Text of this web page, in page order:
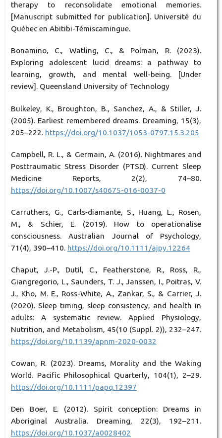
therapy to reconsolidate emotional memories.
[Manuscript submitted for publication]. Université du
Québec en Abitibi-Témiscamingue.
Bonamino, C., Watling, C., & Polman, R. (2023).
Exploring adolescent lucid dreams: a pathway to
learning, growth, and mental well-being. [Under
review]. Queensland University of Technology
Bulkeley, K., Broughton, B., Sanchez, A., & Stiller, J.
(2005). Earliest remembered dreams. Dreaming, 15(3),
205–222. https://doi.org/10.1037/1053-0797.15.3.205
Campbell, R. L., & Germain, A. (2016). Nightmares and
Posttraumatic Stress Disorder (PTSD). Current Sleep
Medicine Reports, 2(2), 74–80.
https://doi.org/10.1007/s40675-016-0037-0
Carruthers, G., Carls‐diamante, S., Huang, L., Rosen,
M., & Schier, E. (2019). How to operationalise
consciousness. Australian Journal of Psychology,
71(4), 390–410. https://doi.org/10.1111/ajpy.12264
Chaput, J.-P., Dutil, C., Featherstone, R., Ross, R.,
Giangregorio, L., Saunders, T. J., Janssen, I., Poitras, V.
J., Kho, M. E., Ross-White, A., Zankar, S., & Carrier, J.
(2020). Sleep timing, sleep consistency, and health in
adults: A systematic review. Applied Physiology,
Nutrition, and Metabolism, 45(10 (Suppl. 2)), 232–247.
https://doi.org/10.1139/apnm-2020-0032
Cowan, R. (2023). Dreams, Morality and the Waking
World. Pacific Philosophical Quarterly, 104(1), 2–29.
https://doi.org/10.1111/papq.12397
Den Boer, E. (2012). Spirit conception: Dreams in
Aboriginal Australia. Dreaming, 22(3), 192–211.
https://doi.org/10.1037/a0028402